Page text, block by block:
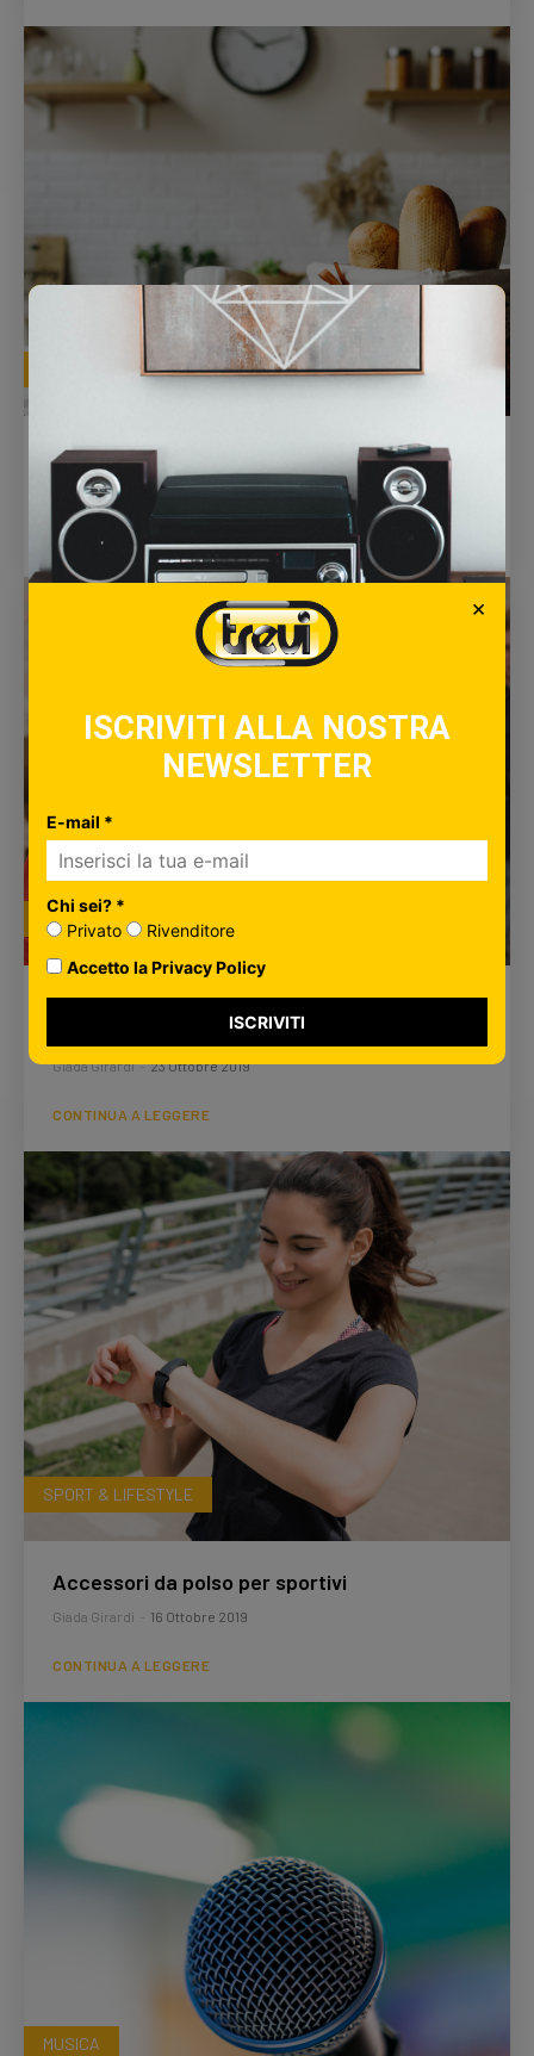
SPORT & LIFESTYLE
Orologi da parete per cucina: consigli utili
Giada Girardi 30 Ottobre 2019
CONTINUA A LEGGERE
MUSICA
Impianti karaoke: il divertimento a portata di
Giada Girardi - 23 Ottobre 2019
CONTINUA A LEGGERE
SPORT & LIFESTYLE
Accessori da polso per sportivi
Giada Girardi 16 Ottobre 2019
CONTINUA A LEGGERE
MUSICA
×
ISCRIVITI ALLA NOSTRA
NEWSLETTER
E-mail *
Chi sei? *
Privato
Rivenditore
Accetto la Privacy Policy
ISCRIVITI